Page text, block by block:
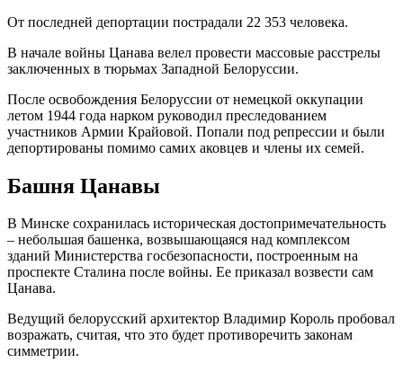
От последней депортации пострадали 22 353 человека.
В начале войны Цанава велел провести массовые расстрелы
заключенных в тюрьмах Западной Белоруссии.
После освобождения Белоруссии от немецкой оккупации
летом 1944 года нарком руководил преследованием
участников Армии Крайовой. Попали под репрессии и были
депортированы помимо самих аковцев и члены их семей.
Башня Цанавы
В Минске сохранилась историческая достопримечательность
– небольшая башенка, возвышающаяся над комплексом
зданий Министерства госбезопасности, построенным на
проспекте Сталина после войны. Ее приказал возвести сам
Цанава.
Ведущий белорусский архитектор Владимир Король пробовал
возражать, считая, что это будет противоречить законам
симметрии.